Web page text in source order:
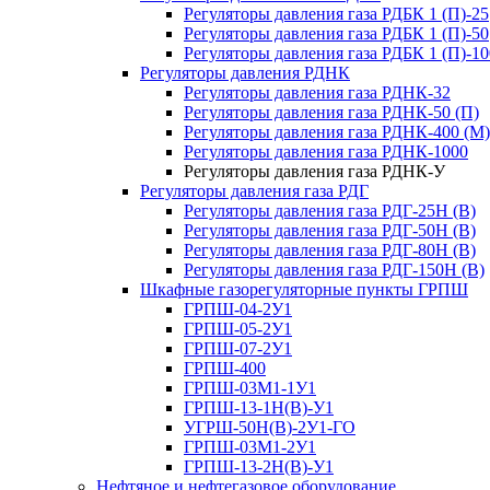
Регуляторы давления газа РДБК 1 (П)-25
Регуляторы давления газа РДБК 1 (П)-50
Регуляторы давления газа РДБК 1 (П)-
Регуляторы давления РДНК
Регуляторы давления газа РДНК-32
Регуляторы давления газа РДНК-50 (П)
Регуляторы давления газа РДНК-400 (М)
Регуляторы давления газа РДНК-1000
Регуляторы давления газа РДНК-У
Регуляторы давления газа РДГ
Регуляторы давления газа РДГ-25Н (В)
Регуляторы давления газа РДГ-50Н (В)
Регуляторы давления газа РДГ-80Н (В)
Регуляторы давления газа РДГ-150Н (В)
Шкафные газорегуляторные пункты ГРПШ
ГРПШ-04-2У1
ГРПШ-05-2У1
ГРПШ-07-2У1
ГРПШ-400
ГРПШ-03М1-1У1
ГРПШ-13-1Н(В)-У1
УГРШ-50Н(В)-2У1-ГО
ГРПШ-03М1-2У1
ГРПШ-13-2Н(В)-У1
Нефтяное и нефтегазовое оборудование